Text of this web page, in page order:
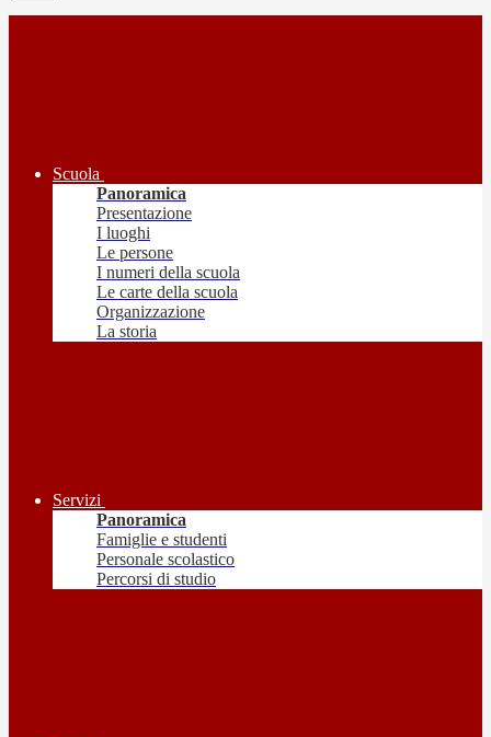
Scuola
Panoramica
Presentazione
I luoghi
Le persone
I numeri della scuola
Le carte della scuola
Organizzazione
La storia
Servizi
Panoramica
Famiglie e studenti
Personale scolastico
Percorsi di studio